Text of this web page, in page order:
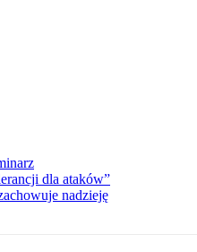
dla ataków”
nadzieję